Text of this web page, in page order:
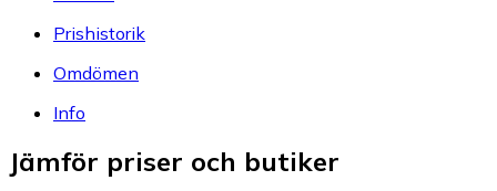
Prishistorik
Omdömen
Info
Jämför priser och butiker